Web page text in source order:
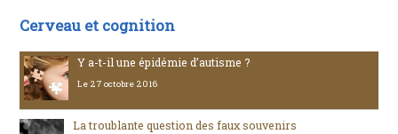
Cerveau et cognition
Y a-t-il une épidémie d’autisme ?
Le 27 octobre 2016
La troublante question des faux souvenirs